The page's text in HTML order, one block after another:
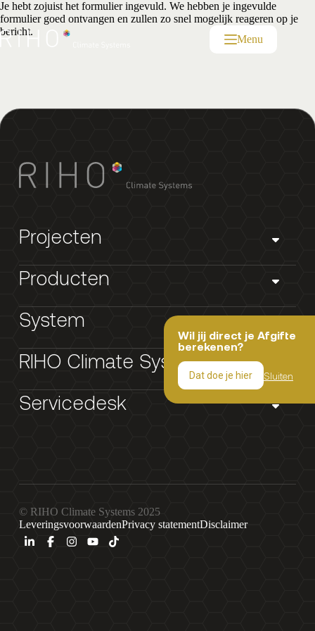
Ga
naar
de
Menu
Je hebt zojuist het formulier ingevuld. We hebben je ingevulde
formulier goed ontvangen en zullen zo snel mogelijk reageren op je
bericht.
Projecten
Producten
System
RIHO Climate Systems
Servicedesk
© RIHO Climate Systems 2025
LeveringsvoorwaardenPrivacy statementDisclaimer
Wil jij direct je Afgifte
berekenen?
Dat doe je hier Sluiten